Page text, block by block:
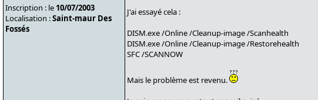
Inscription : le 10/07/2003
Localisation :Saint-maur Des
Fossés
J'ai essayé cela :
DISM.exe /Online /Cleanup-image /Scanhealth
DISM.exe /Online /Cleanup-image /Restorehealth
SFC /SCANNOW
Mais le problème est revenu.